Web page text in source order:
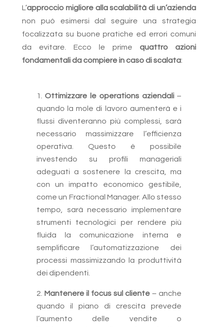
L’approccio migliore alla scalabilità di un’azienda
non può esimersi dal seguire una strategia
focalizzata su buone pratiche ed errori comuni
da evitare. Ecco le primequattro azioni
fondamentali da compiere in caso di scalata:
Ottimizzare le operations aziendali–
quando la mole di lavoro aumenterà e i
flussi diventeranno più complessi, sarà
necessario massimizzare l’efficienza
operativa. Questo è possibile
investendo su profili manageriali
adeguati a sostenere la crescita, ma
con un impatto economico gestibile,
come un Fractional Manager. Allo stesso
tempo, sarà necessario implementare
strumenti tecnologici per rendere più
fluida la comunicazione interna e
semplificare l’automatizzazione dei
processi massimizzando la produttività
dei dipendenti.
Mantenere il focus sul cliente – anche
quando il piano di crescita prevede
l’aumento delle vendite o